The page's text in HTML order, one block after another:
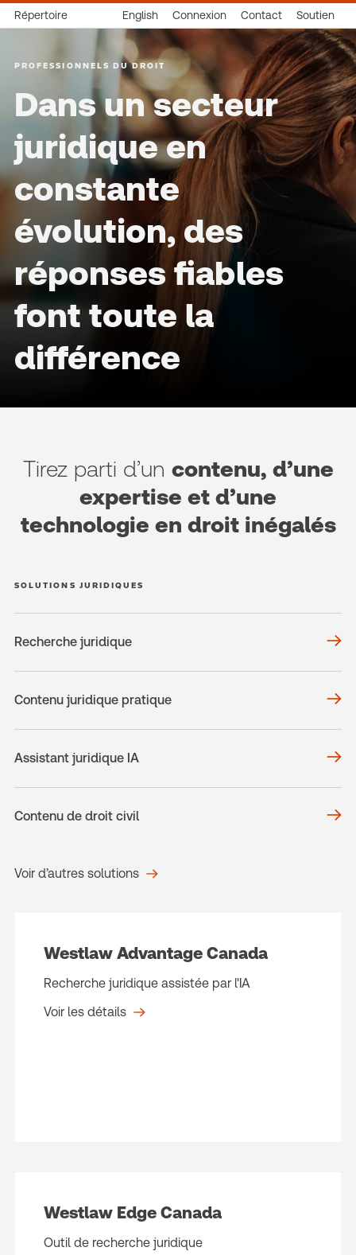
Répertoire English Connexion Contact Soutien
PROFESSIONNELS DU DROIT
Dans un secteur
juridique en
constante
évolution, des
réponses fiables
font toute la
différence
Tirez parti d’un contenu, d’une
expertise et d’une
technologie en droit inégalés
SOLUTIONS JURIDIQUES
Recherche juridique
Contenu juridique pratique
Assistant juridique IA
Contenu de droit civil
Voir d’autres solutions
Westlaw Advantage Canada
Recherche juridique assistée par l'IA
Voir les détails
Westlaw Edge Canada
Outil de recherche juridique